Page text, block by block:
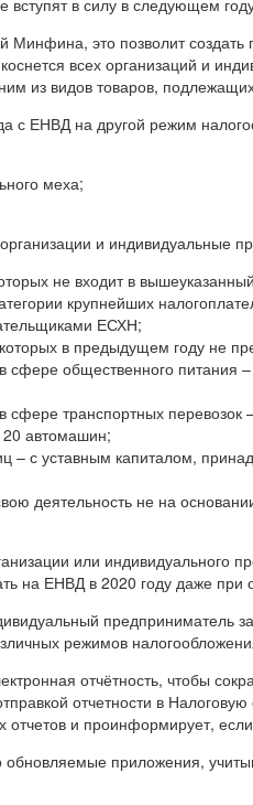
Минфина, это позволит
всех организаций и
из видов товаров,
с ЕНВД на другой режим
меха;
и индивидуальные
не входит в
крупнейших
ЕСХН;
в предыдущем году не
сфере общественного
сфере транспортных
20 автомашин;
– с уставным капиталом,
деятельность не на
или
на ЕНВД в 2020 году даже при
предприниматель
режимов
отчётность, чтобы
отчетности в
и проинформирует,
приложения,